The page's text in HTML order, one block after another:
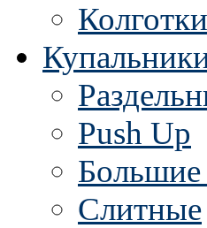
Push Up
Большие
Слитные